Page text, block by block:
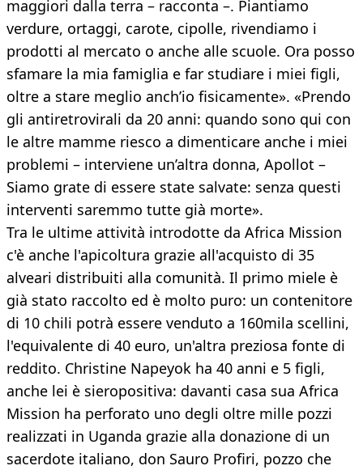
maggiori dalla terra – racconta –. Piantiamo
verdure, ortaggi, carote, cipolle, rivendiamo i
prodotti al mercato o anche alle scuole. Ora posso
sfamare la mia famiglia e far studiare i miei figli,
oltre a stare meglio anch’io fisicamente». «Prendo
gli antiretrovirali da 20 anni: quando sono qui con
le altre mamme riesco a dimenticare anche i miei
problemi – interviene un’altra donna, Apollot –
Siamo grate di essere state salvate: senza questi
interventi saremmo tutte già morte».
Tra le ultime attività introdotte da Africa Mission
c'è anche l'apicoltura grazie all'acquisto di 35
alveari distribuiti alla comunità. Il primo miele è
già stato raccolto ed è molto puro: un contenitore
di 10 chili potrà essere venduto a 160mila scellini,
l'equivalente di 40 euro, un'altra preziosa fonte di
reddito. Christine Napeyok ha 40 anni e 5 figli,
anche lei è sieropositiva: davanti casa sua Africa
Mission ha perforato uno degli oltre mille pozzi
realizzati in Uganda grazie alla donazione di un
sacerdote italiano, don Sauro Profiri, pozzo che